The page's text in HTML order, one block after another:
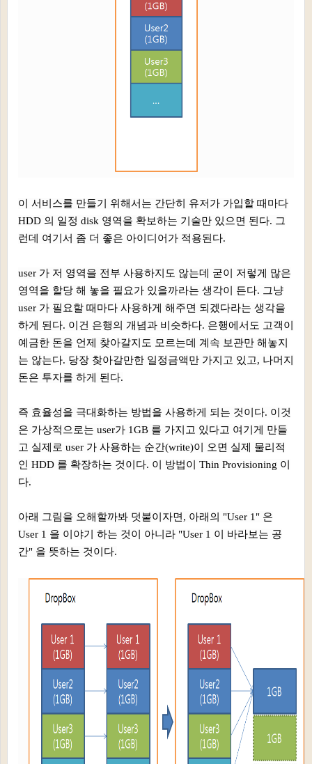
이 서비스를 만들기 위해서는 간단히 유저가 가입할 때마다
HDD 의 일정 disk 영역을 확보하는 기술만 있으면 된다. 그
런데 여기서 좀 더 좋은 아이디어가 적용된다.
user 가 저 영역을 전부 사용하지도 않는데 굳이 저렇게 많은
영역을 할당 해 놓을 필요가 있을까라는 생각이 든다. 그냥
user 가 필요할 때마다 사용하게 해주면 되겠다라는 생각을
하게 된다. 이건 은행의 개념과 비슷하다. 은행에서도 고객이
예금한 돈을 언제 찾아갈지도 모르는데 계속 보관만 해놓지
는 않는다. 당장 찾아갈만한 일정금액만 가지고 있고, 나머지
돈은 투자를 하게 된다.
즉 효율성을 극대화하는 방법을 사용하게 되는 것이다. 이것
은 가상적으로는 user가 1GB 를 가지고 있다고 여기게 만들
고 실제로 user 가 사용하는 순간(write)이 오면 실제 물리적
인 HDD 를 확장하는 것이다. 이 방법이 Thin Provisioning 이
다.
아래 그림을 오해할까봐 덧붙이자면, 아래의 "User 1" 은
User 1 을 이야기 하는 것이 아니라 "User 1 이 바라보는 공
간" 을 뜻하는 것이다.